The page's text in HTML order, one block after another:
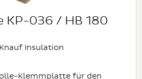
KP-036 / HB 180
Insulation
Klemmplatte für den